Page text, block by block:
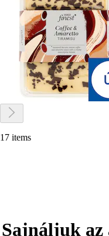
17 items
Sajnáljuk az